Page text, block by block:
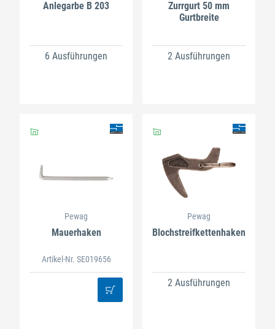
Anlegarbe B 203
6 Ausführungen
Zurrgurt 50 mm
Gurtbreite
2 Ausführungen
Pewag
Mauerhaken
Artikel-Nr. SE019656
Pewag
Blochstreifkettenhaken
2 Ausführungen